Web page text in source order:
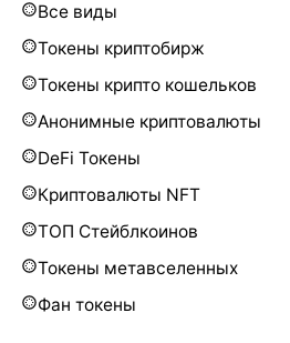
Все виды
Токены криптобирж
Токены крипто кошельков
Анонимные криптовалюты
DeFi Токены
Криптовалюты NFT
ТОП Стейблкоинов
Токены метавселенных
Фан токены